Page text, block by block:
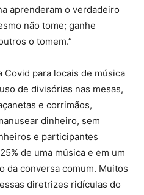
aprenderam o verdadeiro
não tome; ganhe
o tomem.”
Covid para locais de música
de divisórias nas mesas,
e corrimãos,
dinheiro, sem
e participantes
de uma música e em um
da conversa comum. Muitos
diretrizes ridículas do